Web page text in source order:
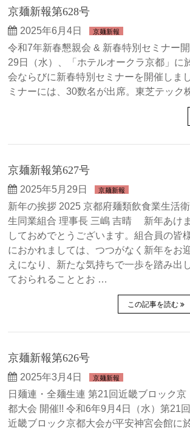
京麺新報第628号
2025年6月4日 京麺新報
令和7年新春懇親会 & 新春特別セミナー
29日（水）、「ホテルオークラ京都」に
会ならびに新春特別セミナーを開催しま
ミナーには、30数名が出席。東芝テック
京麺新報第627号
2025年5月29日 京麺新報
新年の挨拶 2025 京都府麺類飲食業生活衛
生同業組合 理事長 三嶋 吉晴 新年あけま
しておめでとうございます。組合員の皆
におかれましては、つつがなく新年をお
えになり、新たな気持ちで一歩を踏み出
ておられることとお …
この記事を読む
京麺新報第626号
2025年3月4日 京麺新報
日麺連・全麺生連 第21回近畿ブロック京
都大会 開催!! 令和6年9月4日（水）第21回
近畿ブロック京都大会が平安神宮会館に